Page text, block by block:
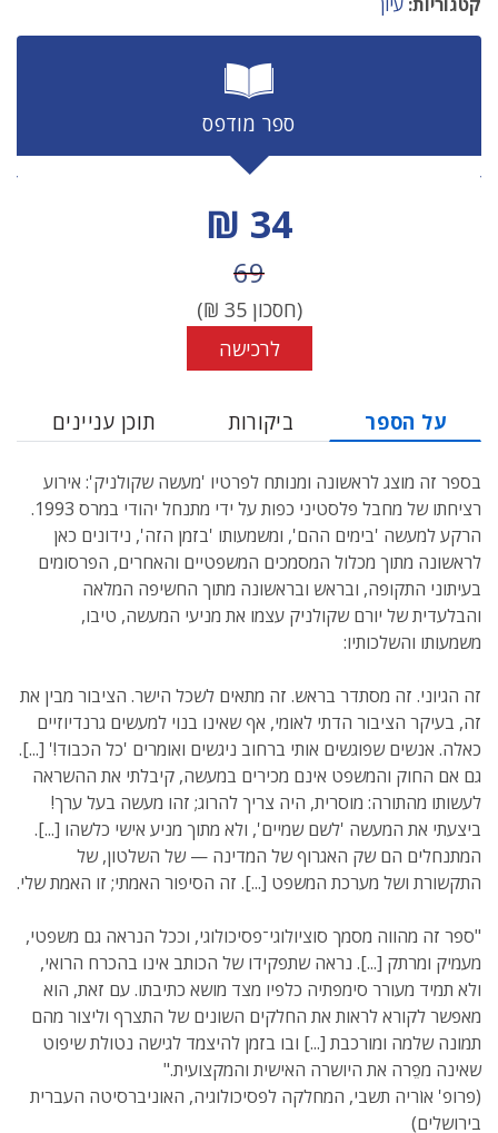
קטגוריות: עיון
ספר מודפס
מחיר הנחה
34 ₪
מחיר לפני הנחה
69
(חסכון35
₪)
לרכישה
על הספר ביקורות תוכן עניינים
בספר זה מוצג לראשונה ומנותח לפרטיו 'מעשה שקולניק': אירוע
רציחתו של מחבל פלסטיני כפות על ידי מתנחל יהודי במרס 1993.
הרקע למעשה 'בימים ההם', ומשמעותו 'בזמן הזה', נידונים כאן
לראשונה מתוך מכלול המסמכים המשפטיים והאחרים, הפרסומים
בעיתוני התקופה, ובראש ובראשונה מתוך החשיפה המלאה
והבלעדית של יורם שקולניק עצמו את מניעי המעשה, טיבו,
משמעותו והשלכותיו:
זה הגיוני. זה מסתדר בראש. זה מתאים לשכל הישר. הציבור מבין את
זה, בעיקר הציבור הדתי לאומי, אף שאינו בנוי למעשים גרנדיוזיים
כאלה. אנשים שפוגשים אותי ברחוב ניגשים ואומרים 'כל הכבוד!' [...].
גם אם החוק והמשפט אינם מכירים במעשה, קיבלתי את ההשראה
לעשותו מהתורה: מוסרית, היה צריך להרוג; זהו מעשה בעל ערך!
ביצעתי את המעשה 'לשם שמיים', ולא מתוך מניע אישי כלשהו [...].
המתנחלים הם שק האגרוף של המדינה — של השלטון, של
התקשורת ושל מערכת המשפט [...]. זה הסיפור האמתי; זו האמת שלי.
"ספר זה מהווה מסמך סוציולוגי־פסיכולוגי, וככל הנראה גם משפטי,
מעמיק ומרתק [...]. נראה שתפקידו של הכותב אינו בהכרח הרואי,
ולא תמיד מעורר סימפתיה כלפיו מצד מושא כתיבתו. עם זאת, הוא
מאפשר לקורא לראות את החלקים השונים של התצרף וליצור מהם
תמונה שלמה ומורכבת [...] ובו בזמן להיצמד לגישה נטולת שיפוט
שאינה מפֵרה את היושרה האישית והמקצועית."
(פרופ' אוֹריה תשבי, המחלקה לפסיכולוגיה, האוניברסיטה העברית
בירושלים)